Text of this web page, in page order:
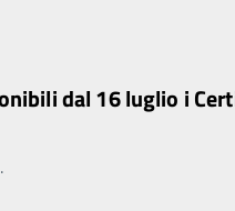
dal 16 luglio i